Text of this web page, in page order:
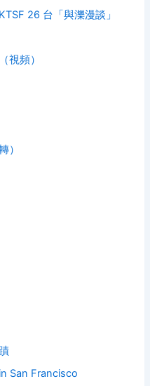
26 台「與濼漫談」
視頻）
）
San Francisco